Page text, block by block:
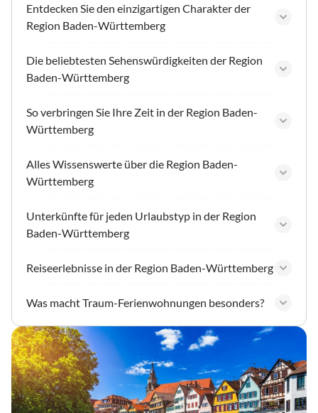
Entdecken Sie den einzigartigen Charakter der
Region Baden-Württemberg
Die beliebtesten Sehenswürdigkeiten der Region
Baden-Württemberg
So verbringen Sie Ihre Zeit in der Region Baden-
Württemberg
Alles Wissenswerte über die Region Baden-
Württemberg
Unterkünfte für jeden Urlaubstyp in der Region
Baden-Württemberg
Reiseerlebnisse in der Region Baden-Württemberg
Was macht Traum-Ferienwohnungen besonders?